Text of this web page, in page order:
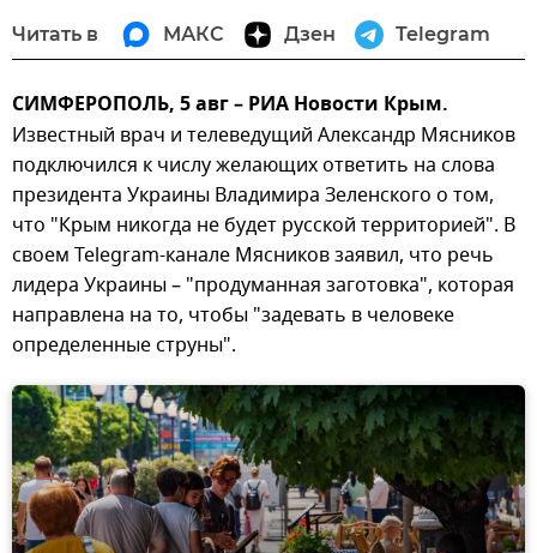
Читать в МАКС Дзен Telegram
СИМФЕРОПОЛЬ, 5 авг – РИА Новости Крым.
Известный врач и телеведущий Александр Мясников
подключился к числу желающих ответить на слова
президента Украины Владимира Зеленского о том,
что "Крым никогда не будет русской территорией". В
своем Telegram-канале Мясников заявил, что речь
лидера Украины – "продуманная заготовка", которая
направлена на то, чтобы "задевать в человеке
определенные струны".